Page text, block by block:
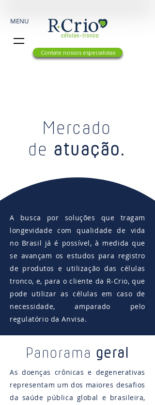
MENU
Contate nossos especialistas
Mercado
de atuação.
A busca por soluções que tragam
longevidade com qualidade de vida
no Brasil já é possível, à medida que
se avançam os estudos para registro
de produtos e utilização das células
tronco, e, para o cliente da R-Crio, que
pode utilizar as células em caso de
necessidade, amparado pelo
regulatório da Anvisa.
Panorama geral
As doenças crônicas e degenerativas
representam um dos maiores desafios
da saúde pública global e brasileira,